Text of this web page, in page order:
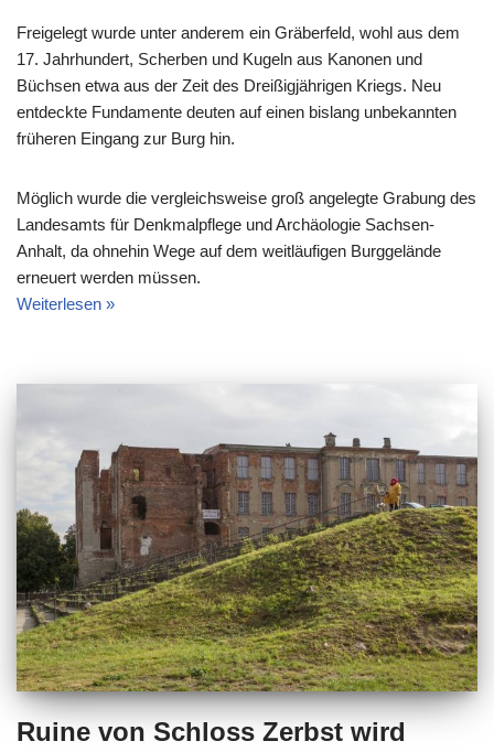
Freigelegt wurde unter anderem ein Gräberfeld, wohl aus dem
17. Jahrhundert, Scherben und Kugeln aus Kanonen und
Büchsen etwa aus der Zeit des Dreißigjährigen Kriegs. Neu
entdeckte Fundamente deuten auf einen bislang unbekannten
früheren Eingang zur Burg hin.
Möglich wurde die vergleichsweise groß angelegte Grabung des
Landesamts für Denkmalpflege und Archäologie Sachsen-
Anhalt, da ohnehin Wege auf dem weitläufigen Burggelände
erneuert werden müssen.
Weiterlesen »
Ruine von Schloss Zerbst wird